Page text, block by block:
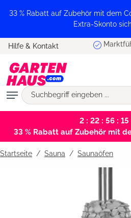
springen
33 % Rabatt auf Zubehör mit dem
Extra-Skonto
Hilfe & Kontakt
2 : 22 : 56 : 15
33 % Rabatt auf Zubehör mit
Startseite Sauna / Saunaöfen